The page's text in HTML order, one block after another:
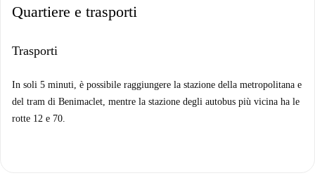
Quartiere e trasporti
Trasporti
In soli 5 minuti, è possibile raggiungere la stazione della metropolitana e
del tram di Benimaclet, mentre la stazione degli autobus più vicina ha le
rotte 12 e 70.